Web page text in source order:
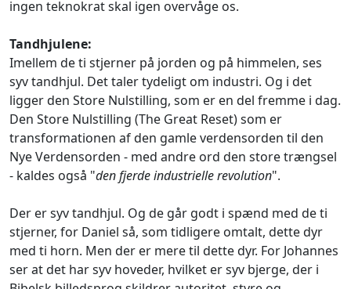
ingen teknokrat skal igen overvåge os.
Tandhjulene:
Imellem de ti stjerner på jorden og på himmelen, ses
syv tandhjul. Det taler tydeligt om industri. Og i det
ligger den Store Nulstilling, som er en del fremme i dag.
Den Store Nulstilling (The Great Reset) som er
transformationen af den gamle verdensorden til den
Nye Verdensorden - med andre ord den store trængsel
- kaldes også "den fjerde industrielle revolution".
Der er syv tandhjul. Og de går godt i spænd med de ti
stjerner, for Daniel så, som tidligere omtalt, dette dyr
med ti horn. Men der er mere til dette dyr. For Johannes
ser at det har syv hoveder, hvilket er syv bjerge, der i